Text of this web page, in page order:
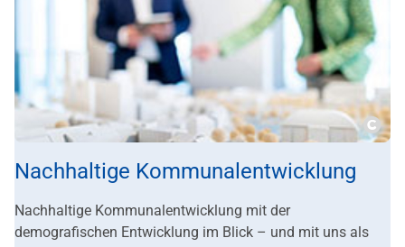
Nachhaltige Kommunalentwicklung
Nachhaltige Kommunalentwicklung mit der
demografischen Entwicklung im Blick – und mit uns als